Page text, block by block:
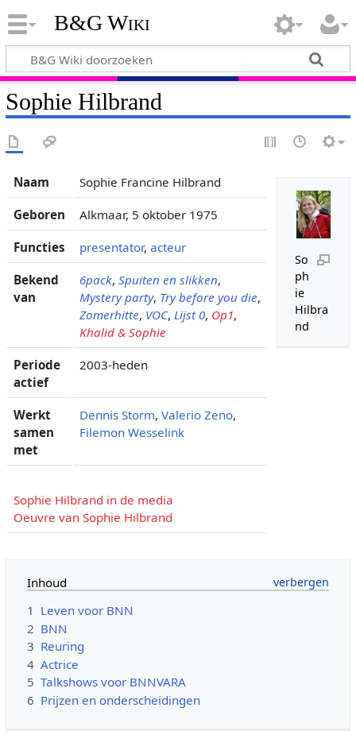
B&G Wiki
Sophie Hilbrand
So
ph
ie
Hilbra
nd
Naam Sophie Francine Hilbrand
Geboren Alkmaar, 5 oktober 1975
Functies presentator, acteur
Bekend
van
6pack, Spuiten en slikken,
Mystery party, Try before you die,
Zomerhitte, VOC, Lijst 0, Op1,
Khalid & Sophie
Periode
actief
2003-heden
Werkt
samen
met
Dennis Storm, Valerio Zeno,
Filemon Wesselink
Sophie Hilbrand in de media
Oeuvre van Sophie Hilbrand
Inhoud
1 Leven voor BNN
2 BNN
3 Reuring
4 Actrice
5 Talkshows voor BNNVARA
6 Prijzen en onderscheidingen